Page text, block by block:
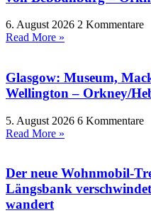
6. August 2026 2 Kommentare
Read More »
Glasgow: Museum,
Wellington – Orkney/
5. August 2026 6 Kommentare
Read More »
Der neue Wohnmobil-
Längsbank
wandert